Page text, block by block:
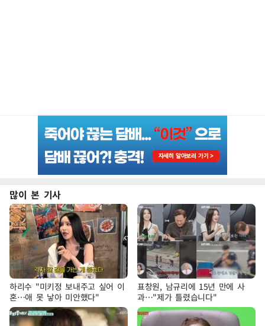
많이 본 기사
하리수 "미키정 보내주고 싶어 이
혼…애 못 낳아 미안했다"
표창원, 남규리에 15년 만에 사
과…"제가 틀렸습니다"